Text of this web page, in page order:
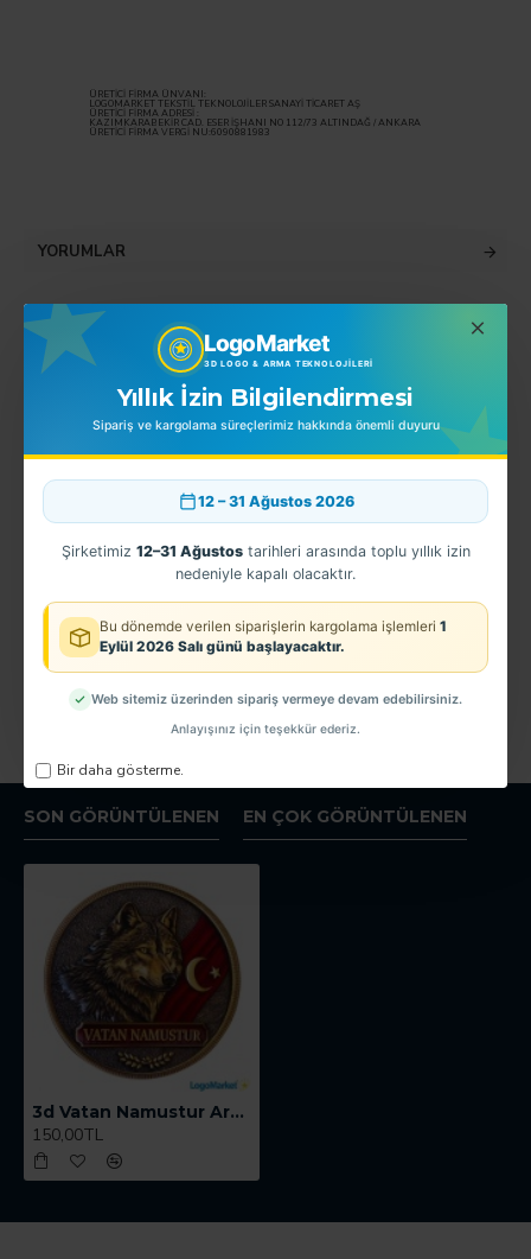
LogoMarket
3D LOGO & ARMA TEKNOLOJILERI
Yıllık İzin Bilgilendirmesi
Sipariş ve kargolama süreçlerimiz hakkında önemli duyuru
12 – 31 Ağustos 2026
Şirketimiz 12–31 Ağustostarihleri arasında toplu yıllık izin
nedeniyle kapalı olacaktır.
Bu dönemde verilen siparişlerin kargolama işlemleri 1
Eylül 2026 Salı günü başlayacaktır.
Web sitemiz üzerinden sipariş vermeye devam edebilirsiniz.
Anlayışınız için teşekkür ederiz.
Bir daha gösterme.
ÜRETİCİ FİRMA ÜNVANI:
LOGOMARKET TEKSTİL TEKNOLOJİLER SANAYİ TİCARET AŞ
ÜRETİCİ FİRMA ADRESİ :
KAZIMKARABEKİR CAD. ESER İŞHANI NO 112/73 ALTINDAĞ / ANKARA
ÜRETİCİ FİRMA VERGİ NU:6090881983
YORUMLAR
EN ÇOK SATINLANLAR
CTE Göğüs Arması TPU
150,00TL
90,00TL
SON GÖRÜNTÜLENEN EN ÇOK GÖRÜNTÜLENEN
3d Vatan Namustur Arma
150,00TL